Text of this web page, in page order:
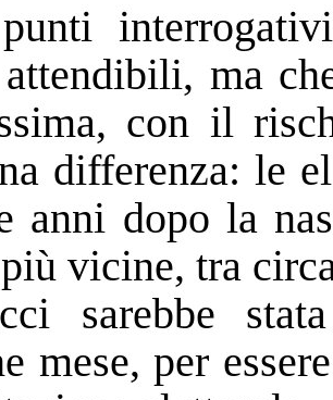
ma
con il
differenza: le
anni dopo la
vicine, tra
sarebbe
mese, per